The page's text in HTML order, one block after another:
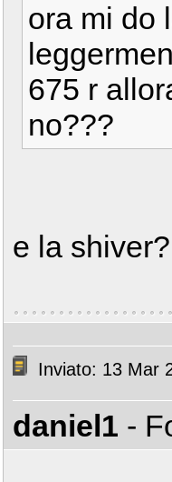
ora mi do
675 r
no???
e la shiver?
Inviato: 13 Mar
daniel1 -